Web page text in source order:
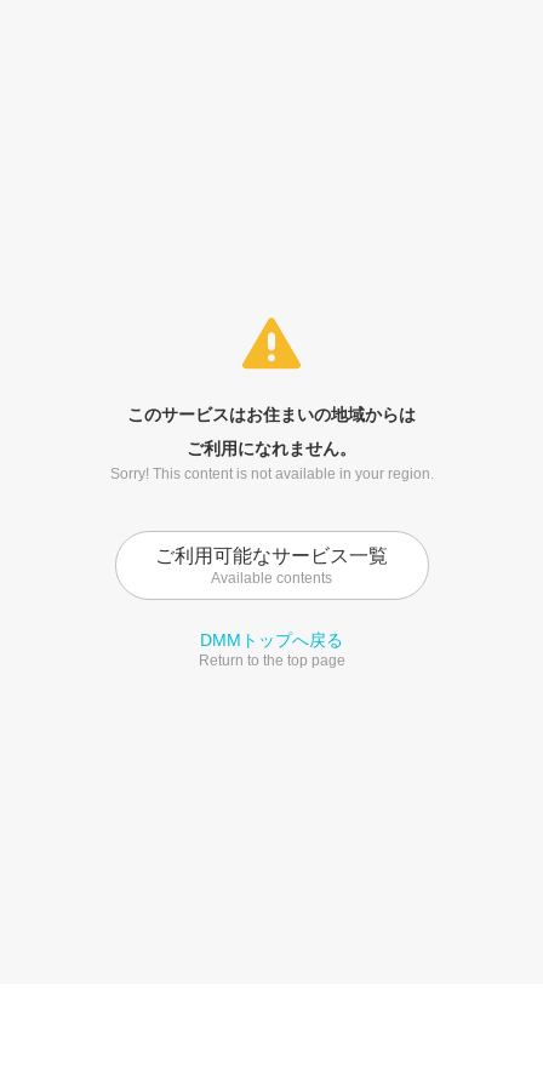
このサービスはお住まいの地域からは
ご利用になれません。
Sorry! This content is not available in your region.
ご利用可能なサービス一覧
Available contents
DMMトップへ戻る
Return to the top page